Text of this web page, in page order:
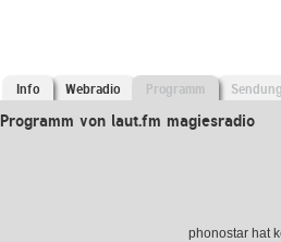
Info Webradio Programm
Programm von laut.fm magiesradio
phonostar hat